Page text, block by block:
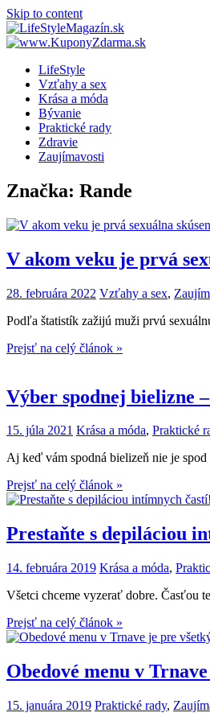
Skip to content
LifeStyle
Vzťahy a sex
Krása a móda
Bývanie
Praktické rady
Zdravie
Zaujímavosti
Značka: Rande
V akom veku je prvá
28. februára 2022 Vzťahy a sex,
Podľa štatistík zažijú muži prvú
Prejsť na celý článok »
Výber spodnej bielizne
15. júla 2021 Krása a móda, Praktické
Aj keď vám spodná bielizeň nie je
Prejsť na celý článok »
Prestaňte s depiláciou
14. februára 2019 Krása a móda,
Všetci chceme vyzerať dobre. Časťou
Prejsť na celý článok »
Obedové menu v
15. januára 2019 Praktické rady,